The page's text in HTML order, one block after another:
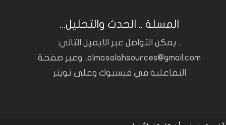
المسلة .. الحدث والتحليل...
.. يمكن التواصل عبر الايميل التالي:
almasalahsources@gmail.com.. وعبر صفحة
التفاعلية في فيسبوك وعلى تويتر